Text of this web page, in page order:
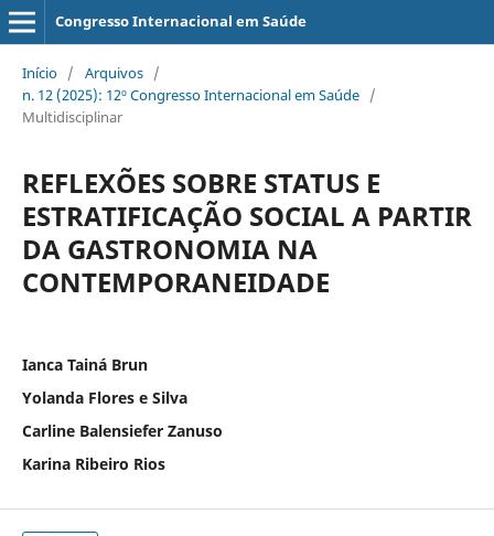
Congresso Internacional em Saúde
Início / Arquivos /
n. 12 (2025): 12º Congresso Internacional em Saúde /
Multidisciplinar
REFLEXÕES SOBRE STATUS E
ESTRATIFICAÇÃO SOCIAL A PARTIR
DA GASTRONOMIA NA
CONTEMPORANEIDADE
Ianca Tainá Brun
Yolanda Flores e Silva
Carline Balensiefer Zanuso
Karina Ribeiro Rios